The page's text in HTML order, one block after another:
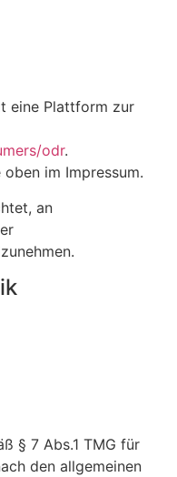
eine Plattform zur
odr.
im Impressum.
an
§ 7 Abs.1 TMG für
den allgemeinen